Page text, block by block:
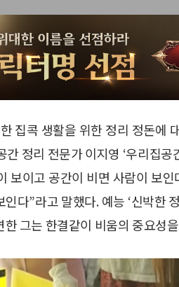
집콕 생활을 위한 정리 정돈에
정리 전문가 이지영 ‘우리집공
보이고 공간이 비면 사람이 보
다”라고 말했다. 예능 ‘신박한
그는 한결같이 비움의 중요성